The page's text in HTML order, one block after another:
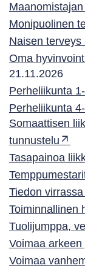
Monipuolinen
Naisen
Oma
21.11.2026
Perheliikunta
Perheliikunta
Somaattisen
tunnustelu
Tasapainoa
Tiedon
Toiminnallinen
Tuolijumppa,
Voimaa
Voimaa